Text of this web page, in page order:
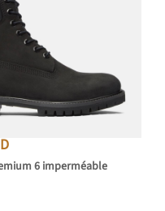
6 imperméable